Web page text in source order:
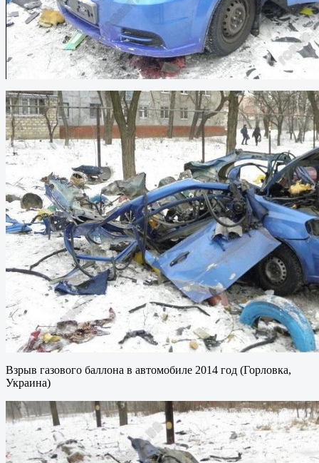
Взрыв газового баллона в автомобиле 2014 год (Горловка,
Украина)